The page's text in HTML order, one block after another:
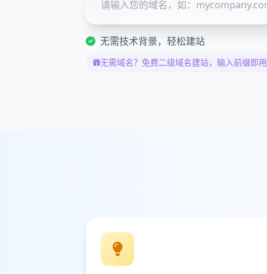
无需技术背景，轻松建站
无需域名？免费二级域名建站，输入前缀即用